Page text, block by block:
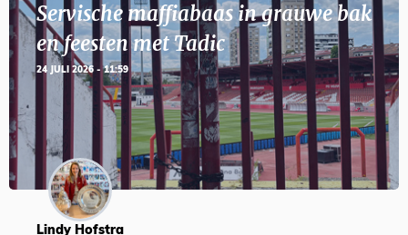
Servische maffiabaas in grauwe bak
en feesten met Tadic
24 JULI 2026 - 11:59
Lindy Hofstra